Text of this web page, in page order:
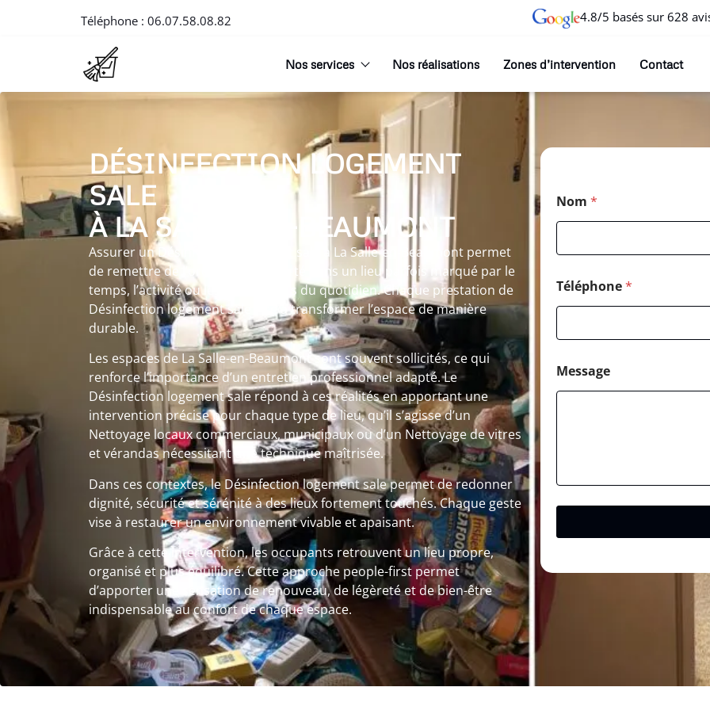
Téléphone : 06.07.58.08.82 4.8/5 basés sur 628
Nos services Nos réalisations Zones d’intervention Contact
DÉSINFECTION LOGEMENT
SALE
À LA SALLE-EN-BEAUMONT
Assurer un Désinfection logement sale à La Salle-en-Beaumont permet
de remettre de l’ordre et de la clarté dans un lieu parfois marqué par le
temps, l’activité ou les événements du quotidien. Chaque prestation de
Désinfection logement sale vise à transformer l’espace de manière
durable.
Les espaces de La Salle-en-Beaumont sont souvent sollicités, ce qui
renforce l’importance d’un entretien professionnel adapté. Le
Désinfection logement sale répond à ces réalités en apportant une
intervention précise pour chaque type de lieu, qu’il s’agisse d’un
Nettoyage locaux commerciaux, municipaux ou d’un Nettoyage de vitres
et vérandas nécessitant une technique maîtrisée.
Dans ces contextes, le Désinfection logement sale permet de redonner
dignité, sécurité et sérénité à des lieux fortement touchés. Chaque geste
vise à restaurer un environnement vivable et apaisant.
Grâce à cette intervention, les occupants retrouvent un lieu propre,
organisé et plus équilibré. Cette approche people-first permet
d’apporter une sensation de renouveau, de légèreté et de bien-être
indispensable au confort de chaque espace.
Nom *
Téléphone*
Message